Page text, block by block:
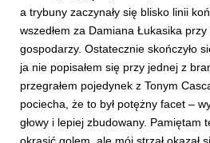
a trybuny zaczynały się blisko linii
wszedłem za Damiana Łukasika
gospodarzy. Ostatecznie skończyło
ja nie popisałem się przy jednej z
przegrałem pojedynek z Tonym
pociecha, że to był potężny facet –
głowy i lepiej zbudowany. Pamiętam